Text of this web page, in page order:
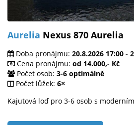
Aurelia Nexus 870 Aurelia
Doba pronájmu: 20.8.2026 17:00 -
Cena pronájmu: od 14.000,- Kč
Počet osob: 3-6 optimálně
Počet lůžek: 6×
Kajutová loď pro 3-6 osob s